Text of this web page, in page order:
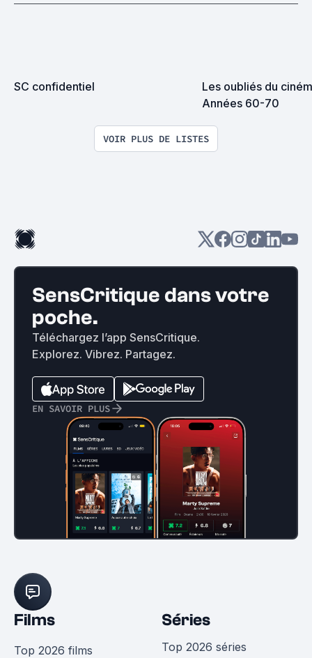
SC confidentiel
Les oubliés du
Années 60-70
VOIR PLUS DE LISTES
SensCritique dans votre
poche.
Téléchargez l’app SensCritique.
Explorez. Vibrez. Partagez.
EN SAVOIR PLUS
Films
Top 2026 films
Séries
Top 2026 séries